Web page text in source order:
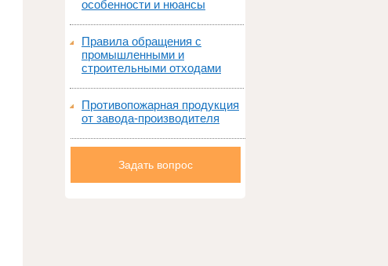
особенности и нюансы
Правила обращения с
промышленными и
строительными отходами
Противопожарная продукция
от завода-производителя
Задать вопрос